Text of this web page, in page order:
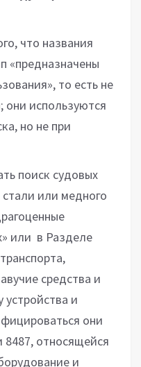
что названия
«предназначены
то есть не
используются
но не при
поиск судовых
или медного
или в Разделе
средства и
устройства и
они
8487, относящейся
и